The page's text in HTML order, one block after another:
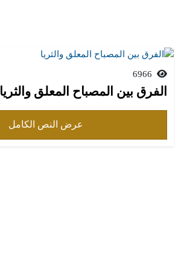
الفرق بين المصباح المعلق والثريا
عرض النص الكامل